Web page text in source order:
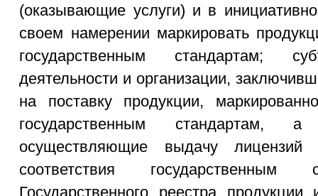
(оказывающие услуги) и в
своем намерении маркировать
государственным стандартам;
деятельности и организации,
на поставку продукции,
государственным стандартам,
осуществляющие выдачу
соответствия государственным
Государственного реестра